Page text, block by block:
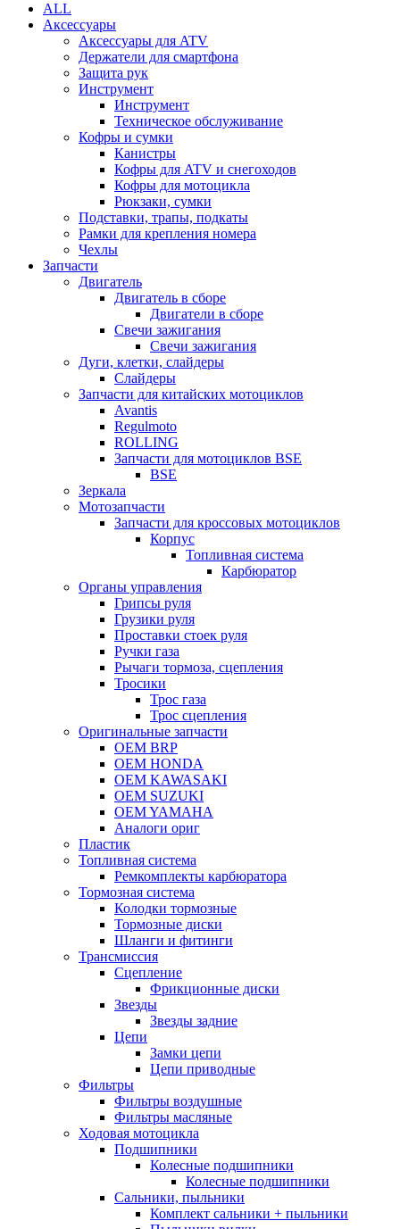
ALL
Аксессуары
Аксессуары для ATV
Держатели для смартфона
Защита рук
Инструмент
Инструмент
Техническое обслуживание
Кофры и сумки
Канистры
Кофры для ATV и снегоходов
Кофры для мотоцикла
Рюкзаки, сумки
Подставки, трапы, подкаты
Рамки для крепления номера
Чехлы
Запчасти
Двигатель
Двигатель в сборе
Двигатели в сборе
Свечи зажигания
Свечи зажигания
Дуги, клетки, слайдеры
Слайдеры
Запчасти для китайских мотоциклов
Avantis
Regulmoto
ROLLING
Запчасти для мотоциклов BSE
BSE
Зеркала
Мотозапчасти
Запчасти для кроссовых мотоциклов
Корпус
Топливная система
Карбюратор
Органы управления
Грипсы руля
Грузики руля
Проставки стоек руля
Ручки газа
Рычаги тормоза, сцепления
Тросики
Трос газа
Трос сцепления
Оригинальные запчасти
OEM BRP
OEM HONDA
OEM KAWASAKI
OEM SUZUKI
OEM YAMAHA
Аналоги ориг
Пластик
Топливная система
Ремкомплекты карбюратора
Тормозная система
Колодки тормозные
Тормозные диски
Шланги и фитинги
Трансмиссия
Cцепление
Фрикционные диски
Звезды
Звезды задние
Цепи
Замки цепи
Цепи приводные
Фильтры
Фильтры воздушные
Фильтры масляные
Ходовая мотоцикла
Подшипники
Колесные подшипники
Колесные подшипники
Сальники, пыльники
Комплект сальники + пыльники